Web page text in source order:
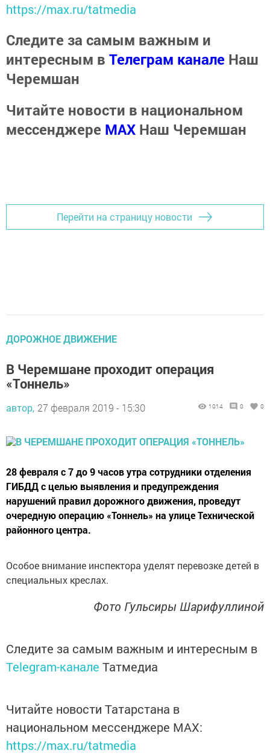
https://max.ru/tatmedia
Следите за самым важным и
интересным в Телеграм канале Наш
Черемшан
Читайте новости в национальном
мессенджере MАХ Наш Черемшан
Перейти на страницу новости
ДОРОЖНОЕ ДВИЖЕНИЕ
В Черемшане проходит операция
«Тоннель»
автор, 27 февраля 2019 - 15:30 1014 0 0
28 февраля с 7 до 9 часов утра сотрудники отделения
ГИБДД с целью выявления и предупреждения
нарушений правил дорожного движения, проведут
очередную операцию «Тоннель» на улице Технической
районного центра.
Особое внимание инспектора уделят перевозке детей в
специальных креслах.
Фото Гульсиры Шарифуллиной
Следите за самым важным и интересным в
Telegram-канале Татмедиа
Читайте новости Татарстана в
национальном мессенджере MАХ:
https://max.ru/tatmedia